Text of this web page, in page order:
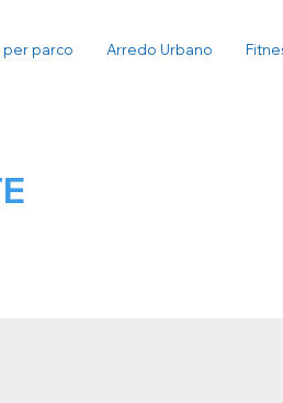
per parco Arredo Urbano